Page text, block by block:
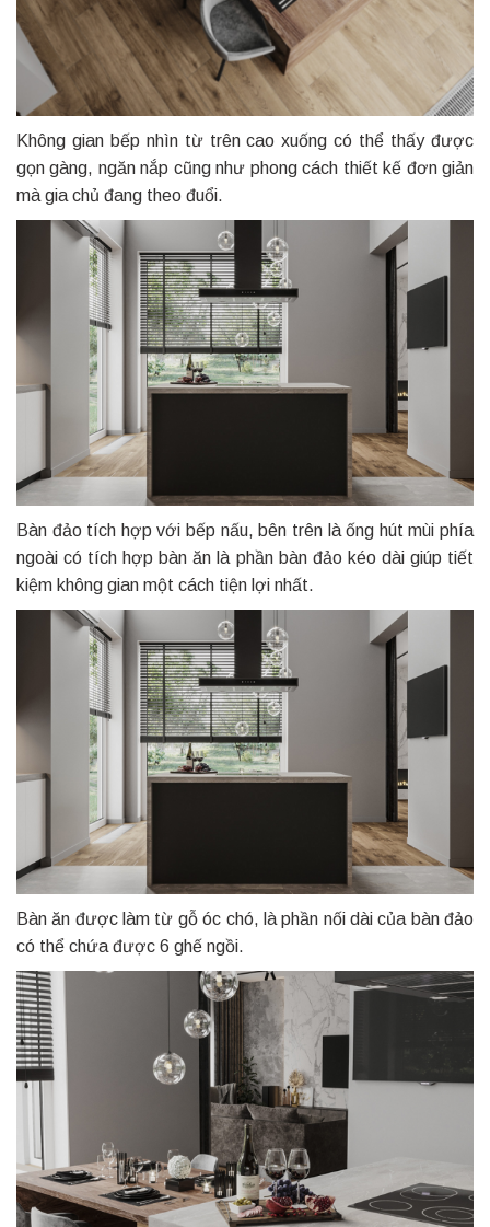
Không gian bếp nhìn từ trên cao xuống có thể thấy được
gọn gàng, ngăn nắp cũng như phong cách thiết kế đơn giản
mà gia chủ đang theo đuổi.
Bàn đảo tích hợp với bếp nấu, bên trên là ống hút mùi phía
ngoài có tích hợp bàn ăn là phần bàn đảo kéo dài giúp tiết
kiệm không gian một cách tiện lợi nhất.
Bàn ăn được làm từ gỗ óc chó, là phần nối dài của bàn đảo
có thể chứa được 6 ghế ngồi.